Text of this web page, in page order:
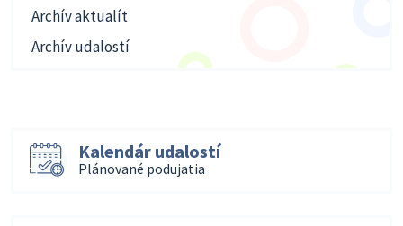
Archív aktualít
Archív udalostí
Kalendár udalostí
Plánované podujatia